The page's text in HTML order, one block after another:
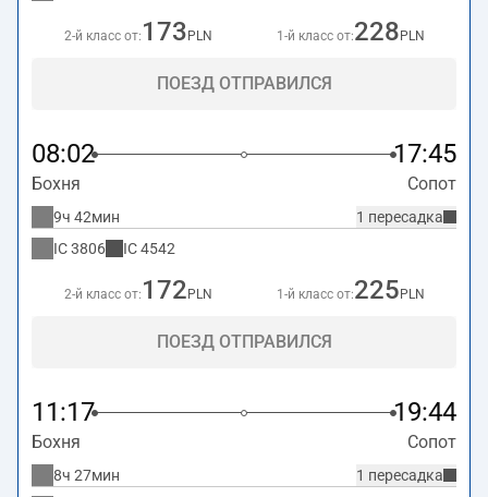
2-й класс от: 173 PLN 1-й класс от:228 PLN
ПОЕЗД ОТПРАВИЛСЯ
08:02 17:45
Бохня Сопот
1 пересадка
9ч 42мин
IC3806 IC4542
2-й класс от: 172 PLN 1-й класс от:225 PLN
ПОЕЗД ОТПРАВИЛСЯ
11:17 19:44
Бохня Сопот
1 пересадка
8ч 27мин